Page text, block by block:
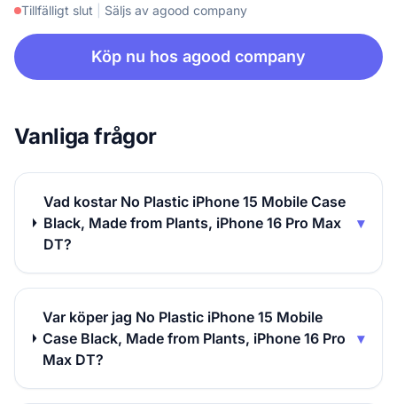
Tillfälligt slut Säljs av agood company
Köp nu hos agood company
Vanliga frågor
Vad kostar No Plastic iPhone 15 Mobile Case
Black, Made from Plants, iPhone 16 Pro Max
DT?
▾
Var köper jag No Plastic iPhone 15 Mobile
Case Black, Made from Plants, iPhone 16 Pro
Max DT?
▾